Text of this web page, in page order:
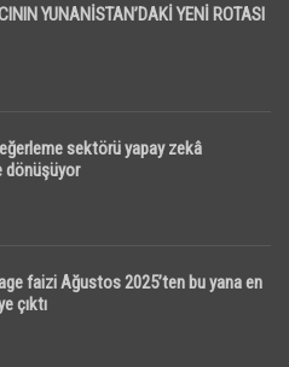
YUNANİSTAN’DAKİ YENİ ROTASI
sektörü yapay zekâ
dönüşüyor
faizi Ağustos 2025’ten bu yana en
çıktı